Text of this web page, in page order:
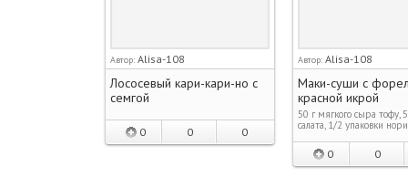
Автор: Alisa-108
Лососевый кари-кари-но с
семгой
0 0 0
Автор: Alisa-108
Маки-суши с
красной икрой
50 г мягкого сыра тофу,
салата, 1/2 упаковки
0 0